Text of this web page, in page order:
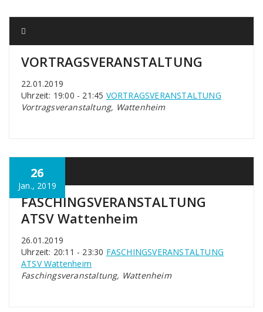
VORTRAGSVERANSTALTUNG
22.01.2019
Uhrzeit: 19:00 - 21:45 VORTRAGSVERANSTALTUNG
Vortragsveranstaltung, Wattenheim
26
Jan., 2019
FASCHINGSVERANSTALTUNG
ATSV Wattenheim
26.01.2019
Uhrzeit: 20:11 - 23:30 FASCHINGSVERANSTALTUNG
ATSV Wattenheim
Faschingsveranstaltung, Wattenheim